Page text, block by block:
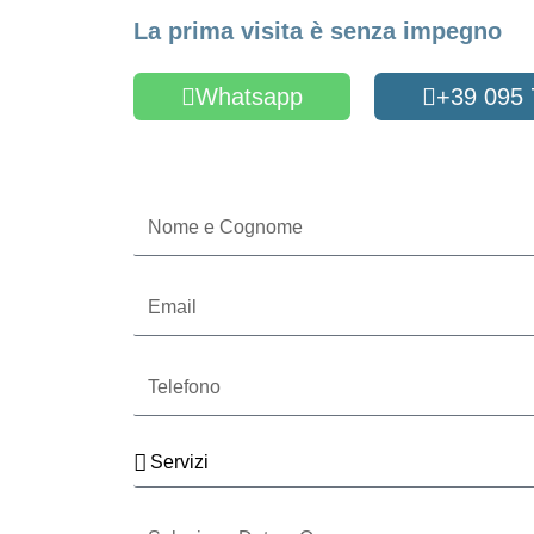
La prima visita è senza impegno
Whatsapp +39 095
Cognome
Servizi